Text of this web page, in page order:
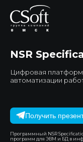
NSR
Цифровая
автоматизации
Получить
Программный NSR
программ для ЭВМ и БД в